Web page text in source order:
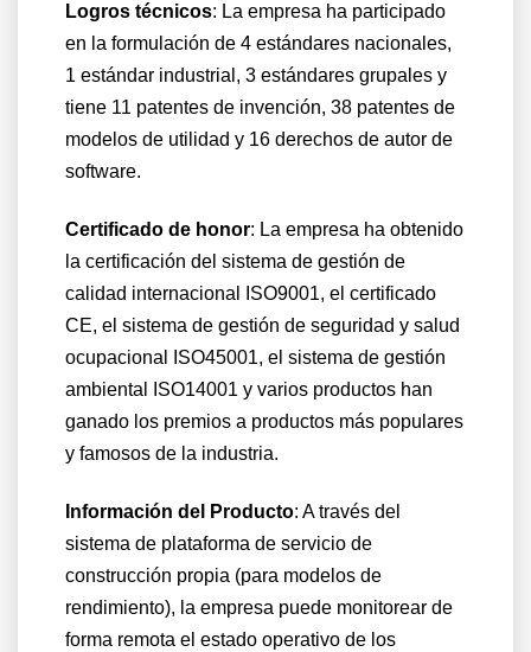
Logros técnicos: La empresa ha participado
en la formulación de 4 estándares nacionales,
1 estándar industrial, 3 estándares grupales y
tiene 11 patentes de invención, 38 patentes de
modelos de utilidad y 16 derechos de autor de
software.
Certificado de honor: La empresa ha obtenido
la certificación del sistema de gestión de
calidad internacional ISO9001, el certificado
CE, el sistema de gestión de seguridad y salud
ocupacional ISO45001, el sistema de gestión
ambiental ISO14001 y varios productos han
ganado los premios a productos más populares
y famosos de la industria.
Información del Producto: A través del
sistema de plataforma de servicio de
construcción propia (para modelos de
rendimiento), la empresa puede monitorear de
forma remota el estado operativo de los